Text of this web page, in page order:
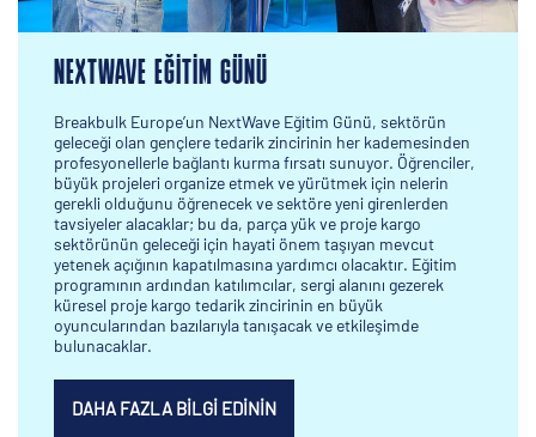
NEXTWAVE EĞITIM GÜNÜ
Breakbulk Europe’un NextWave Eğitim Günü, sektörün
geleceği olan gençlere tedarik zincirinin her kademesinden
profesyonellerle bağlantı kurma fırsatı sunuyor. Öğrenciler,
büyük projeleri organize etmek ve yürütmek için nelerin
gerekli olduğunu öğrenecek ve sektöre yeni girenlerden
tavsiyeler alacaklar; bu da, parça yük ve proje kargo
sektörünün geleceği için hayati önem taşıyan mevcut
yetenek açığının kapatılmasına yardımcı olacaktır. Eğitim
programının ardından katılımcılar, sergi alanını gezerek
küresel proje kargo tedarik zincirinin en büyük
oyuncularından bazılarıyla tanışacak ve etkileşimde
bulunacaklar.
DAHA FAZLA BILGI EDININ